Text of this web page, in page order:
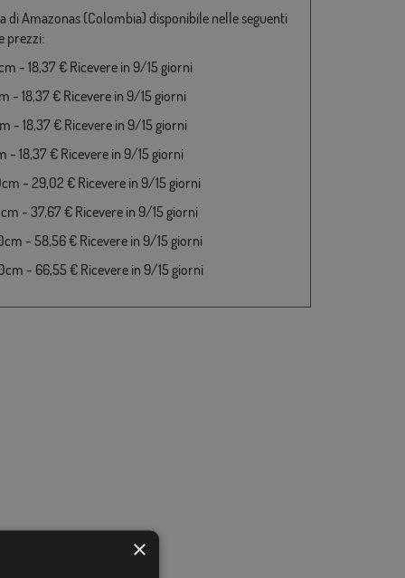
di Amazonas (Colombia) disponibile nelle seguenti
prezzi:
- 18,37 € Ricevere in 9/15 giorni
- 18,37 € Ricevere in 9/15 giorni
- 18,37 € Ricevere in 9/15 giorni
- 18,37 € Ricevere in 9/15 giorni
- 29,02 € Ricevere in 9/15 giorni
- 37,67 € Ricevere in 9/15 giorni
- 58,56 € Ricevere in 9/15 giorni
- 66,55 € Ricevere in 9/15 giorni
×